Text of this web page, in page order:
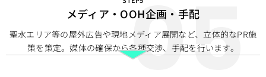
メディア・OOH企画・手配
聖水エリア等の屋外広告や現地メディア展開など、立体的なPR施
策を策定。媒体の確保から各種交渉、手配を行います。